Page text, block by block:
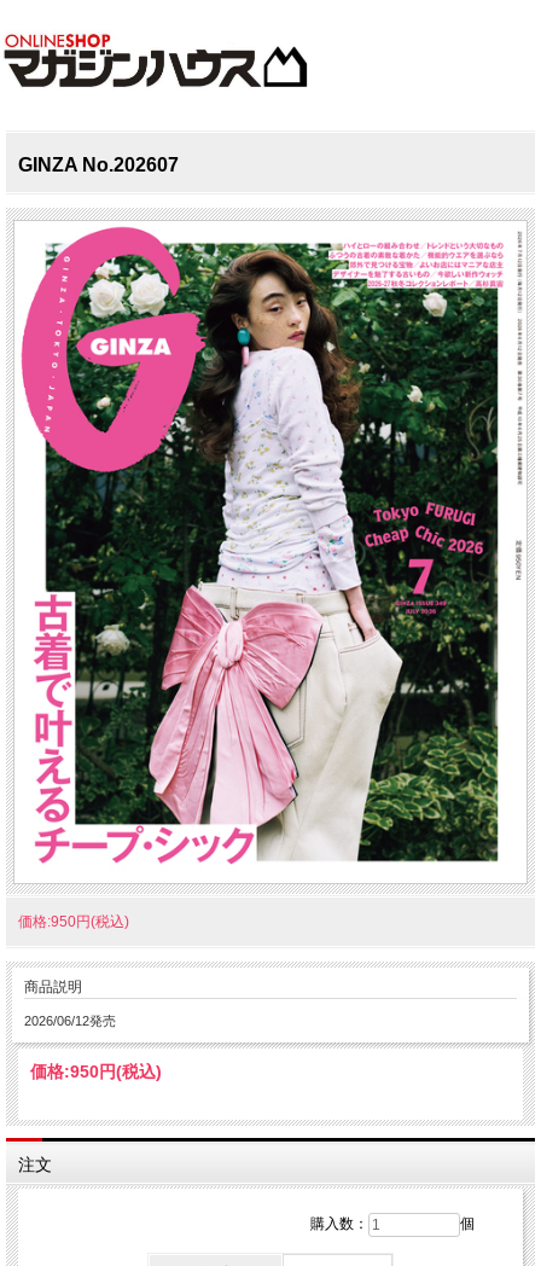
GINZA No.202607
価格:950円(税込)
商品説明
2026/06/12発売
価格:950円(税込)
注文
購入数： 個